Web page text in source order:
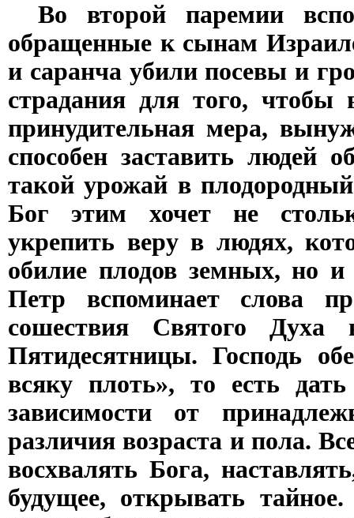
Во второй паремии
обращенные к сынам
и саранча убили посевы и
страдания для того,
принудительная мера,
способен заставить людей
такой урожай в
Бог этим хочет не
укрепить веру в людях,
обилие плодов земных, но
Петр вспоминает слова
сошествия Святого
Пятидесятницы. Господь
всяку плоть», то есть
зависимости от
различия возраста и пола.
восхвалять Бога,
будущее, открывать